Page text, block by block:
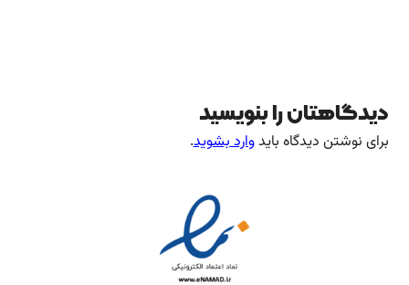
دیدگاهتان را بنویسید
برای نوشتن دیدگاه بایدوارد بشوید.